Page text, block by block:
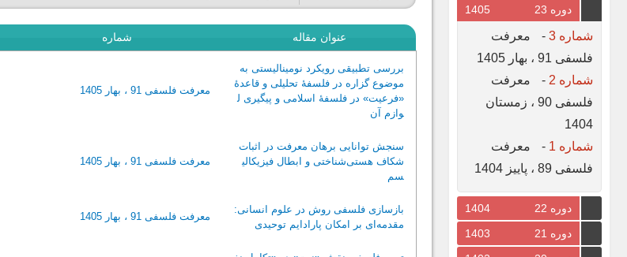
دوره 23 1405
شماره 3 -
معرفت
فلسفی 91 ، بهار 1405
شماره 2
-
معرفت
فلسفی 90 ، زمستان
1404
شماره 1
-
معرفت
فلسفی 89 ، پاییز 1404
دوره 22
1404
دوره 21
1403
عنوان مقاله شماره
بررسی تطبیقی رویکرد نومینالیستی به
موضوع گزاره‌ در فلسفۀ تحلیلی و قاعدۀ
«فرعیت» در فلسفۀ اسلامی و پیگیری ل
وازم آن
معرفت فلسفی 91 ، بهار 1405
سنجش توانایی برهان معرفت در اثبات
شکاف هستی‌شناختی و ابطال فیزیکالی
سم
معرفت فلسفی 91 ، بهار 1405
بازسازی فلسفی روش در علوم انسانی:
مقدمه‌ای بر امکان پارادایم توحیدی
معرفت فلسفی 91 ، بهار 1405